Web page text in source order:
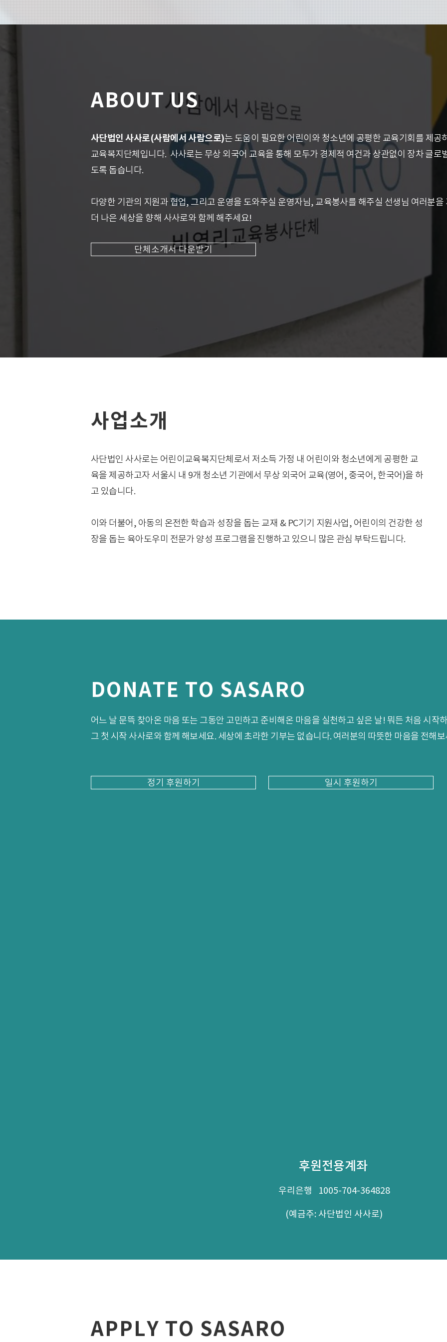
​ABOUT US
사단법인 사사로(사람에서 사람으로)는 도움이 필요한 어린이와 청소년에 공평한 교육기회를 제공
교육복지단체입니다.​ 사사로는 무상 외국어 교육을 통해 모두가 경제적 여건과 상관없이 장차 글로
도록 돕습니다.​
다양한 기관의 지원과 협업, 그리고 운영을 도와주실 운영자님, 교육봉사를 해주실 선생님 여러분을
더 나은 세상을 향해 사사로와 함께 해주세요!
단체소개서 다운받기
사업소개
사단법인 사사로는 어린이교육복지단체로서 저소득 가정 내 어린이와 청소년에게 공평한 교
육을 제공하고자 서울시 내 9개 청소년 기관에서 무상 외국어 교육(영어, 중국어, 한국어)을 하
고 있습니다.
이와 더불어, 아동의 온전한 학습과 성장을 돕는 교재 & PC기기 지원사업, 어린이의 건강한 성
장을 돕는 육아도우미 전문가 양성 프로그램을 진행하고 있으니 많은 관심 부탁드립니다.
DONATE TO SASARO
어느 날 문뜩 찾아온 마음 또는 그동안 고민하고 준비해온 마음을 실천하고 싶은 날! 뭐든 처음 시작
그 첫 시작 사사로와 함께 해보세요. 세상에 초라한 기부는 없습니다. 여러분의 따뜻한 마음을 전해보
정기 후원하기 일시 후원하기
후원전용계좌
우리은행 1005-704-364828
(예금주: 사단법인 사사로)
APPLY TO SASARO